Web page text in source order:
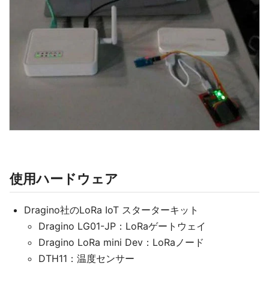
使用ハードウェア
Dragino社のLoRa IoT スターターキット
Dragino LG01-JP：LoRaゲートウェイ
Dragino LoRa mini Dev：LoRaノード
DTH11：温度センサー